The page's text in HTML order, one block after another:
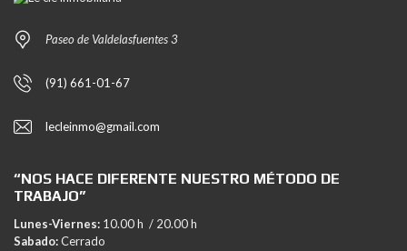
Paseo de Valdelasfuentes 3
(91) 661-01-67
lecleinmo@gmail.com
“NOS HACE DIFERENTE NUESTRO MÉTODO DE
TRABAJO”
Lunes-Viernes: 10.00 h / 20.00 h
Sabado:Cerrado